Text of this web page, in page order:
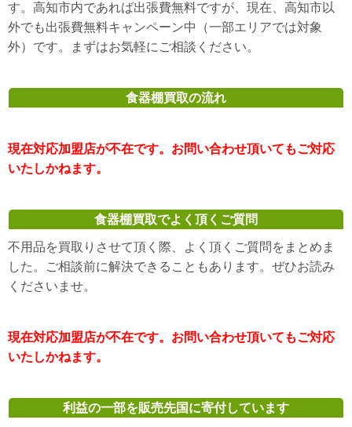
す。高知市内であれば出張費無料ですが、現在、高知市以
外でも出張費無料キャンペーン中（一部エリアでは対象
外）です。まずはお気軽にご相談ください。
食器棚買取の流れ
現在対応加盟店が不在です。お問い合わせ頂いてもご対応
いたしかねます。
食器棚買取でよく頂くご質問
不用品を買取りさせて頂く際、よく頂くご質問をまとめま
した。ご相談前に解決できることもあります。ぜひお読み
くださいませ。
現在対応加盟店が不在です。お問い合わせ頂いてもご対応
いたしかねます。
利益の一部を販売先国に寄付しています